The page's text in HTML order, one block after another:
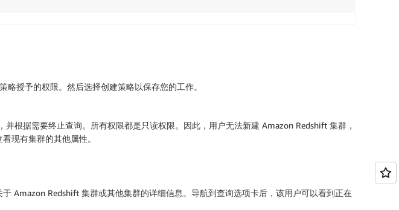
略授予的权限。然后选择创建策略以保存您的工作。
并根据需要终止查询。所有权限都是只读权限。因此，用户无法新建 Amazon Redshift 集群，
现有集群的其他属性。
Amazon Redshift 集群或其他集群的详细信息。导航到查询选项卡后，该用户可以看到正在